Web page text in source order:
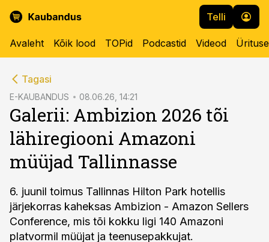
Telli
Avaleht Kõik lood TOPid Podcastid Videod
Tagasi
E-KAUBANDUS 08.06.26, 14:21
Galerii: Ambizion 2026 tõi
lähiregiooni Amazoni
müüjad Tallinnasse
6. juunil toimus Tallinnas Hilton Park hotellis
järjekorras kaheksas Ambizion - Amazon Sellers
Conference, mis tõi kokku ligi 140 Amazoni
platvormil müüjat ja teenusepakkujat.